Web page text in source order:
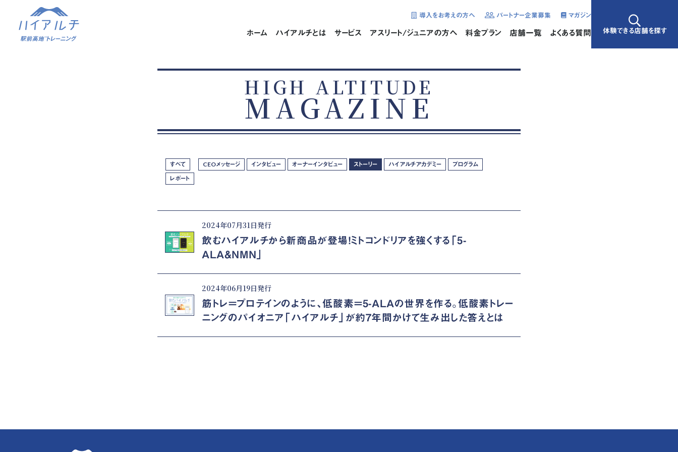
ホーム ハイアルチとは サービス アスリート/ジュニアの方へ 料金プラン 店舗一覧 よくある質問
導入をお考えの方へ パートナー企業募集 マガジン
体験できる店舗を探す
HIGH ALTITUDE
MAGAZINE
すべて CEOメッセージ インタビュー オーナーインタビュー ストーリー ハイアルチアカデミー
プログラム
レポート
2024年07月31日発行
飲むハイアルチから新商品が登場！ミトコンドリアを強くする「5-
ALA&NMN」
2024年06月19日発行
筋トレ＝プロテインのように、低酸素＝5-ALAの世界を作る。低酸素トレー
ニングのパイオニア「ハイアルチ」が約7年間かけて生み出した答えとは